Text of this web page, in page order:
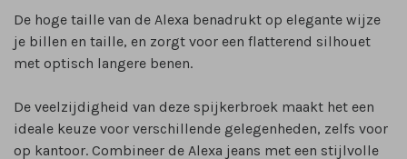
De hoge taille van de Alexa benadrukt op elegante wijze
je billen en taille, en zorgt voor een flatterend silhouet
met optisch langere benen.
De veelzijdigheid van deze spijkerbroek maakt het een
ideale keuze voor verschillende gelegenheden, zelfs voor
op kantoor. Combineer de Alexa jeans met een stijlvolle